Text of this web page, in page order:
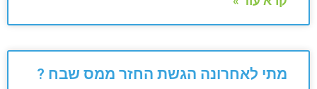
מתי לאחרונה הגשת החזר ממס שבח ?